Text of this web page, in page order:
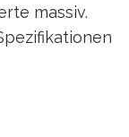
massiv.